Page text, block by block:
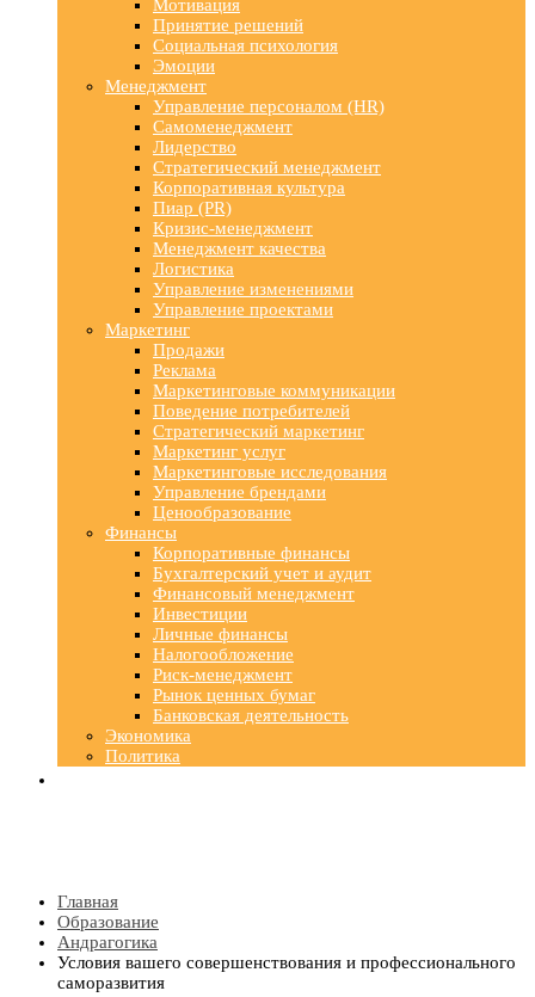
Мотивация
Принятие решений
Социальная психология
Эмоции
Менеджмент
Управление персоналом (HR)
Самоменеджмент
Лидерство
Стратегический менеджмент
Корпоративная культура
Пиар (PR)
Кризис-менеджмент
Менеджмент качества
Логистика
Управление изменениями
Управление проектами
Маркетинг
Продажи
Реклама
Маркетинговые коммуникации
Поведение потребителей
Стратегический маркетинг
Маркетинг услуг
Маркетинговые исследования
Управление брендами
Ценообразование
Финансы
Корпоративные финансы
Бухгалтерский учет и аудит
Финансовый менеджмент
Инвестиции
Личные финансы
Налогообложение
Риск-менеджмент
Рынок ценных бумаг
Банковская деятельность
Экономика
Политика
Главная
Образование
Андрагогика
Условия вашего совершенствования и профессионального
саморазвития